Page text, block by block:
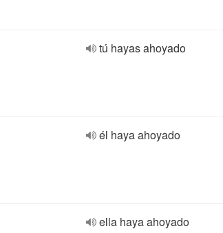
tú hayas ahoyado
él haya ahoyado
ella haya ahoyado